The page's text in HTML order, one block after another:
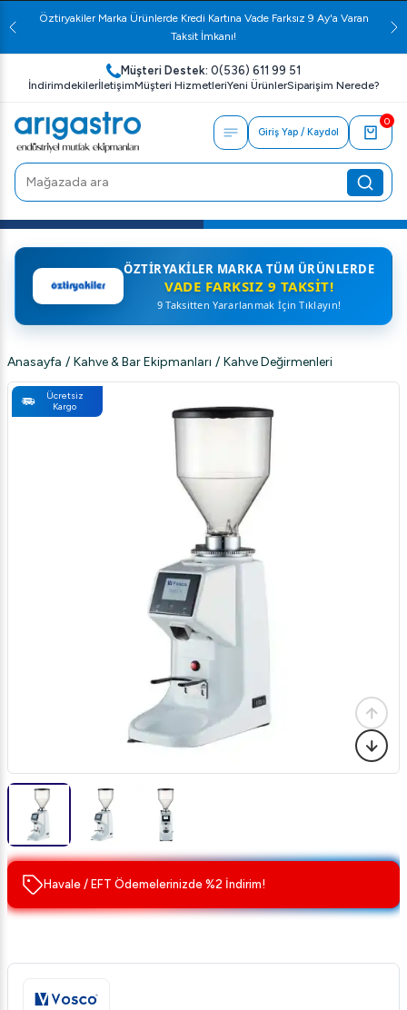
Öztiryakiler Marka Ürünlerde Kredi Kartına Vade Farksız 9 Ay'a Varan
Taksit İmkanı!
Müşteri Destek: 0(536) 611 99 51
İndirimdekilerİletişimMüşteri HizmetleriYeni ÜrünlerSiparişim Nerede?
Giriş Yap / Kaydol
0
ÖZTIRYAKILER MARKA TÜM ÜRÜNLERDE
VADE FARKSIZ 9 TAKSIT!
9 Taksitten Yararlanmak İçin Tıklayın!
Anasayfa / Kahve & Bar Ekipmanları / Kahve Değirmenleri
Ücretsiz
Kargo
Havale / EFT Ödemelerinizde %2 İndirim!